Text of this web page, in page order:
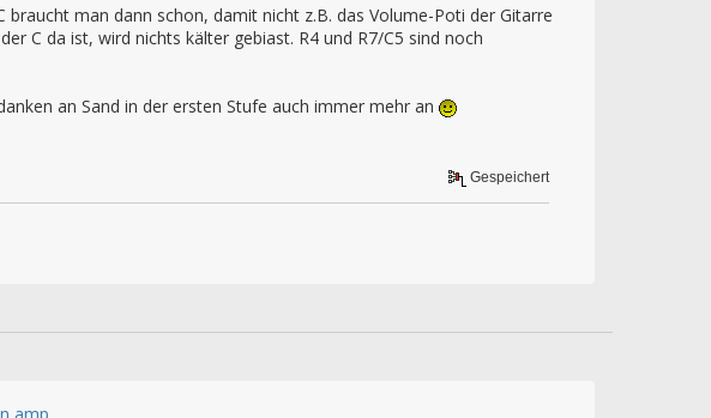
man dann schon, damit nicht z.B. das Volume-Poti der Gitarre
C da ist, wird nichts kälter gebiast. R4 und R7/C5 sind noch
an Sand in der ersten Stufe auch immer mehr an
Gespeichert
amp